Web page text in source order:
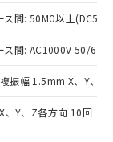
ス間: 50MΩ以上
ス間: AC1000V 50/
振幅 1.5mm X、Y、Z
X、Y、Z各方向 10回
には、
もある
果は、
内デー
り、閲
よび標
とをご
として
フェニル
ーテル類
RoHSの
。
へお問
カドミウ
、外国
輸出
、日本
取引許
続きを